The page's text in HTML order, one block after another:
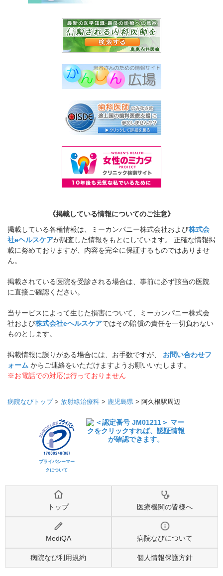
《掲載している情報についてのご注意》
掲載している各種情報は、ミーカンパニー株式会社および株式会
社eヘルスケアが調査した情報をもとにしています。 正確な情報掲
載に努めておりますが、内容を完全に保証するものではありませ
ん。
掲載されている医院を受診される場合は、事前に必ず該当の医院
に直接ご確認ください。
当サービスによって生じた損害について、ミーカンパニー株式会
社および株式会社eヘルスケアではその賠償の責任を一切負わない
ものとします。
掲載情報に誤りがある場合には、お手数ですが、 お問い合わせフ
ォーム からご連絡をいただけますようお願いいたします。
※お電話での対応は行っておりません
病院なびトップ> 放射線治療科 > 鹿児島県 > 阿久根駅周辺
プライバシーマー
クについて
トップ 医療機関の皆様へ
MediQA 病院なびについて
病院なび利用規約 個人情報保護方針